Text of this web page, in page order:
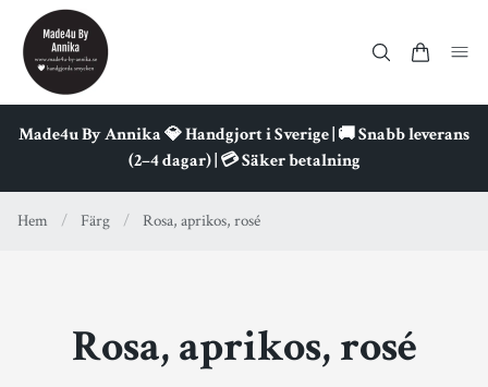
Made4u By Annika 💎 Handgjort i Sverige | 🚚 Snabb leverans
(2–4 dagar) | 💳 Säker betalning
Hem / Färg / Rosa, aprikos, rosé
Rosa, aprikos, rosé